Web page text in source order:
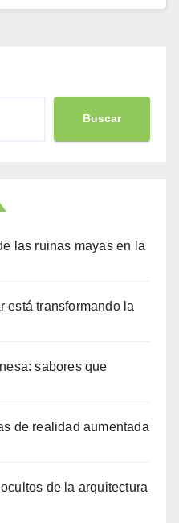
Buscar
las ruinas mayas en la
está transformando la
sabores que
de realidad aumentada
de la arquitectura